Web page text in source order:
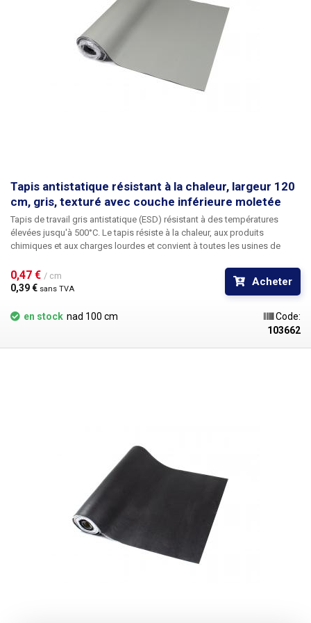
coupante avec une vis en forme de crocodile.
disponibles en largeurs : 60, 80, 100 et 120cm.
Tapis antistatique résistant à la chaleur, largeur 120
cm, gris, texturé avec couche inférieure moletée
Tapis de travail gris antistatique (ESD) résistant à des températures
élevées jusqu'à 500°C. Le tapis résiste à la chaleur, aux produits
chimiques et aux charges lourdes et convient à toutes les usines de
professionnels et de loisirs. Le
tapis ESD sert principalement de
protection antistatique pour éviter d'endommager les composants
électroniques sensibles aux ESD lors de la manipulation d'appareils
électroniques.En outre, le tapis protège l'établi contre l'usure, les chocs
composant posé ou que le corps humain, et présente une excellente
une longueur de 1cm, le tampon peut être commandé en longueur
minimale de 10cm ou en multiples de cette longueur (10,20,30,40cm...).
Le tampon peut être simplement mis à la terre à l'aide d'une broche de
mise à la terre auto-coupante avec une vis à crochet.
disponibles en largeurs : 60, 80, 100 et 120cm.
0,47 € / cm
0,39 € sans TVA
Acheter
en stock nad 100 cm
Code:
103662